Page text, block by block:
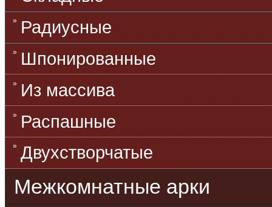
Радиусные
Шпонированные
Из массива
Распашные
Двухстворчатые
Межкомнатные арки